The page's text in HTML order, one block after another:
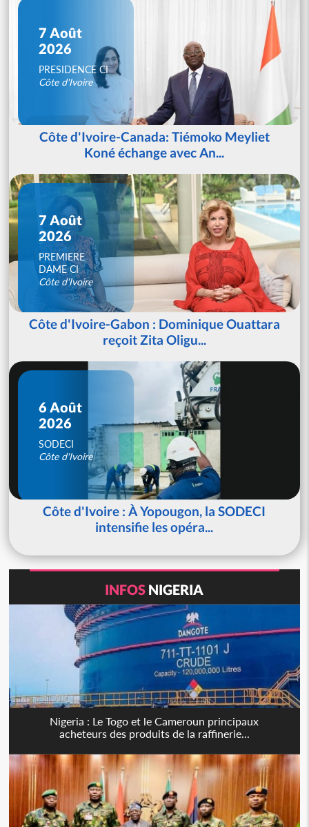
7 Août
2026
PRESIDENCE CI
Côte d'Ivoire
Côte d'Ivoire-Canada: Tiémoko Meyliet
Koné échange avec An...
7 Août
2026
PREMIERE
DAME CI
Côte d'Ivoire
Côte d'Ivoire-Gabon : Dominique Ouattara
reçoit Zita Oligu...
6 Août
2026
SODECI
Côte d'Ivoire
Côte d'Ivoire : À Yopougon, la SODECI
intensifie les opéra...
INFOS NIGERIA
Nigeria : Le Togo et le Cameroun principaux
acheteurs des produits de la raffinerie...